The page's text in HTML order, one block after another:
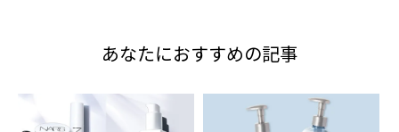
あなたにおすすめの記事